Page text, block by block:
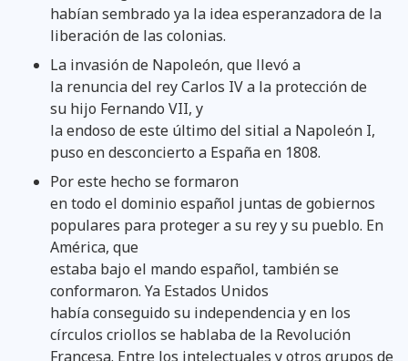
habían sembrado ya la idea esperanzadora de la
liberación de las colonias.
La invasión de Napoleón, que llevó a
la renuncia del rey Carlos IV a la protección de
su hijo Fernando VII, y
la endoso de este último del sitial a Napoleón I,
puso en desconcierto a España en 1808.
Por este hecho se formaron
en todo el dominio español juntas de gobiernos
populares para proteger a su rey y su pueblo. En
América, que
estaba bajo el mando español, también se
conformaron. Ya Estados Unidos
había conseguido su independencia y en los
círculos criollos se hablaba de la Revolución
Francesa. Entre los intelectuales y otros grupos de